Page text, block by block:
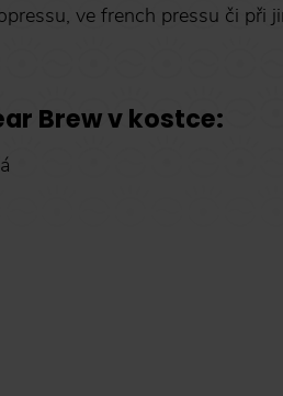
ve french pressu či při
Brew v kostce: